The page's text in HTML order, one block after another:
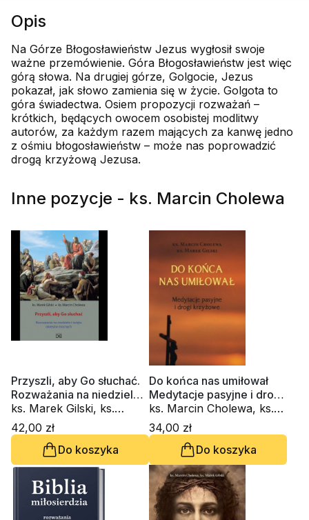
Opis
Na Górze Błogosławieństw Jezus wygłosił swoje
ważne przemówienie. Góra Błogosławieństw jest więc
górą słowa. Na drugiej górze, Golgocie, Jezus
pokazał, jak słowo zamienia się w życie. Golgota to
góra świadectwa. Osiem propozycji rozważań –
krótkich, będących owocem osobistej modlitwy
autorów, za każdym razem mających za kanwę jedno
z ośmiu błogosławieństw – może nas poprowadzić
drogą krzyżową Jezusa.
Inne pozycje - ks. Marcin Cholewa
Przyszli, aby Go słuchać.
Rozważania na niedziele i
święta okresów mocnych
ks. Marek Gilski, ks.
Marcin Cholewa
42,00 zł
Do koszyka
Do końca nas umiłował
Medytacje pasyjne i drogi
krzyżowe
ks. Marcin Cholewa, ks.
Marek Gilski
34,00 zł
Do koszyka